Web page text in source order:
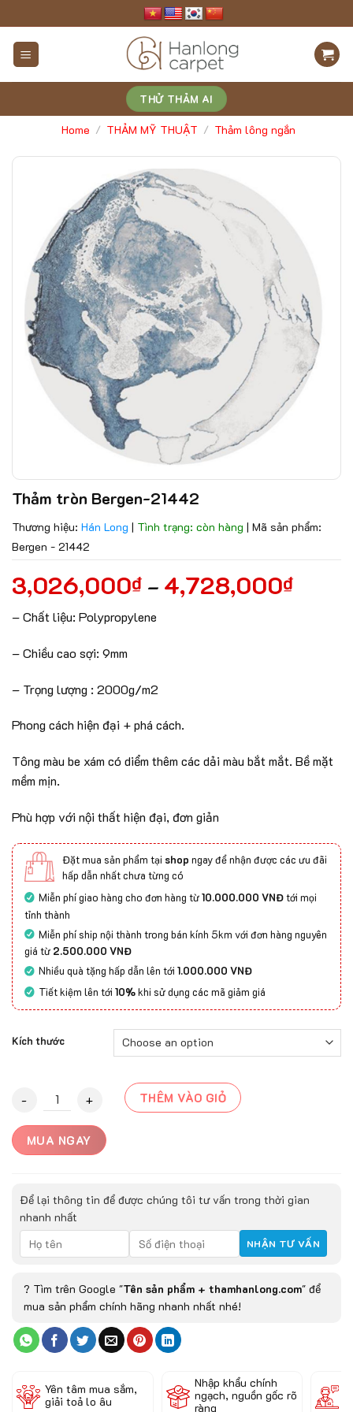
to
content
THỬ THẢM AI
Home / THẢM MỸ THUẬT / Thảm lông ngắn
Thảm tròn Bergen-21442
Thương hiệu: Hán Long | Tình trạng: còn hàng | Mã sản phẩm:
Bergen - 21442
3,026,000₫ – 4,728,000₫
– Chất liệu: Polypropylene
– Chiều cao sợi: 9mm
– Trọng lượng : 2000g/m2
Phong cách hiện đại + phá cách.
Tông màu be xám có diểm thêm các dải màu bắt mắt. Bề mặt
mềm mịn.
Phù hợp với nội thất hiện đại, đơn giản
Đặt mua sản phẩm tại shop ngay để nhận được các ưu đãi
hấp dẫn nhất chưa từng có
Miễn phí giao hàng cho đơn hàng từ10.000.000 VNĐtới mọi
tỉnh thành
Miễn phí ship nội thành trong bán kính 5km với đơn hàng nguyên
giá từ 2.500.000 VNĐ
Nhiều quà tặng hấp dẫn lên tới1.000.000 VNĐ
Tiết kiệm lên tới10%khi sử dụng các mã giảm giá
Kích thước
Thảm tròn Bergen-21442 quantity
THÊM VÀO GIỎ
MUA NGAY
Để lại thông tin để được chúng tôi tư vấn trong thời gian
nhanh nhất
? Tìm trên Google "Tên sản phẩm + thamhanlong.com" để
mua sản phẩm chính hãng nhanh nhất nhé!
Yên tâm mua sắm,
giải toả lo âu
Nhập khẩu chính
ngạch, nguồn gốc rõ
ràng